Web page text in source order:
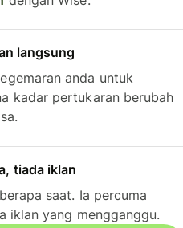
langsung
anda untuk
kadar pertukaran berubah
tiada iklan
saat. Ia percuma
iklan yang mengganggu.